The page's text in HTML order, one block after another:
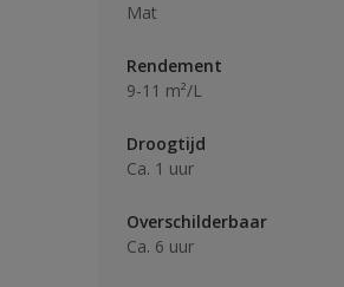
Mat
Rendement
9-11 m²/L
Droogtijd
Ca. 1 uur
Overschilderbaar
Ca. 6 uur